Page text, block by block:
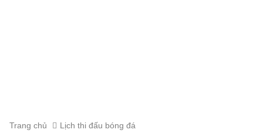
Trang chủ Lịch thi đấu bóng đá